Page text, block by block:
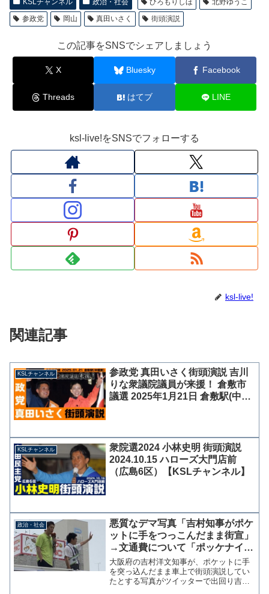
参政党
岡山 真田いさく 街頭演説
この記事をSNSでシェアしましょう
X Bluesky Facebook
Threads はてブ LINE
ksl-live!をSNSでフォローする
ksl-live!
関連記事
KSLチャンネル
参政党 真田いさく街頭演説 吉川
りな衆議院議員が来援！ 倉敷市
議選 2025年1月21日 倉敷駅(中国
KSLチャンネル
衆院選2024 小林史明 街頭演説
2024.10.15 ハローズ大門店前
（広島6区）【KSLチャンネル】
政治・社会
悪質なデマ写真「吉村知事がポケ
ットに手をつっこんだまま街宣」
→文通費について「ポッケナイナ
イしてる」と指摘した瞬間を切り
取り
大阪府の吉村洋文知事が、ポケットに手
を突っ込んだまま車上で街頭演説してい
たとする写真がツイッターで出回り吉村